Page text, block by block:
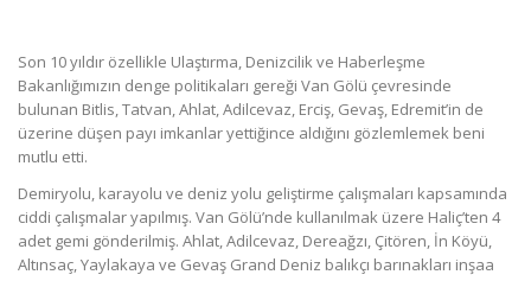
Son 10 yıldır özellikle Ulaştırma, Denizcilik ve Haberleşme
Bakanlığımızın denge politikaları gereği Van Gölü çevresinde
bulunan Bitlis, Tatvan, Ahlat, Adilcevaz, Erciş, Gevaş, Edremit’in de
üzerine düşen payı imkanlar yettiğince aldığını gözlemlemek beni
mutlu etti.
Demiryolu, karayolu ve deniz yolu geliştirme çalışmaları kapsamında
ciddi çalışmalar yapılmış. Van Gölü’nde kullanılmak üzere Haliç’ten 4
adet gemi gönderilmiş. Ahlat, Adilcevaz, Dereağzı, Çitören, İn Köyü,
Altınsaç, Yaylakaya ve Gevaş Grand Deniz balıkçı barınakları inşaa